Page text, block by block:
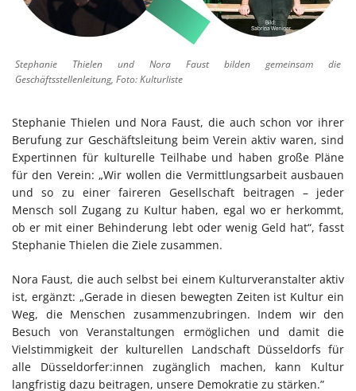
Stephanie Thielen und Nora Faust bilden gemeinsam die
Geschäftsstellenleitung, Foto: Kulturliste
Stephanie Thielen und Nora Faust, die auch schon vor ihrer
Berufung zur Geschäftsleitung beim Verein aktiv waren, sind
Expertinnen für kulturelle Teilhabe und haben große Pläne
für den Verein: „Wir wollen die Vermittlungsarbeit ausbauen
und so zu einer faireren Gesellschaft beitragen – jeder
Mensch soll Zugang zu Kultur haben, egal wo er herkommt,
ob er mit einer Behinderung lebt oder wenig Geld hat“, fasst
Stephanie Thielen die Ziele zusammen.
Nora Faust, die auch selbst bei einem Kulturveranstalter aktiv
ist, ergänzt: „Gerade in diesen bewegten Zeiten ist Kultur ein
Weg, die Menschen zusammenzubringen. Indem wir den
Besuch von Veranstaltungen ermöglichen und damit die
Vielstimmigkeit der kulturellen Landschaft Düsseldorfs für
alle Düsseldorfer:innen zugänglich machen, kann Kultur
langfristig dazu beitragen, unsere Demokratie zu stärken.”